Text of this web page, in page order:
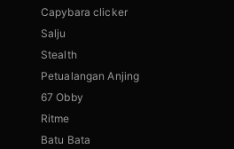
Capybara clicker
Salju
Stealth
Petualangan Anjing
67 Obby
Ritme
Batu Bata